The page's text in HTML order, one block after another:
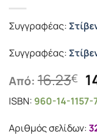
Συγγραφέας:
Συγγραφέας:
Από: 16.23€
ISBN: 960-14-1157-
Αριθμός σελίδων: